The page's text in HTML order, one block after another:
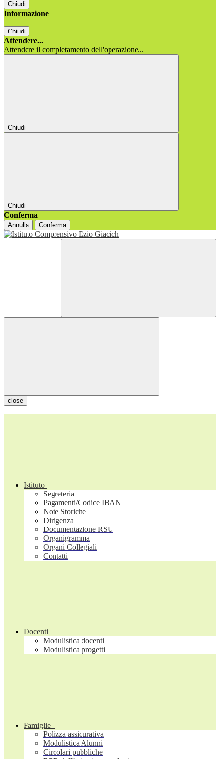
Chiudi
Informazione
Chiudi
Attendere...
Attendere il completamento dell'operazione...
Chiudi
Chiudi
Conferma
Annulla Conferma
close
Istituto
Segreteria
Pagamenti/Codice IBAN
Note Storiche
Dirigenza
Documentazione RSU
Organigramma
Organi Collegiali
Contatti
Docenti
Modulistica docenti
Modulistica progetti
Famiglie
Polizza assicurativa
Modulistica Alunni
Circolari pubbliche